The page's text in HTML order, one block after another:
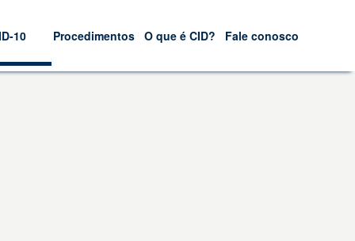
10 Procedimentos O que é CID? Fale conosco